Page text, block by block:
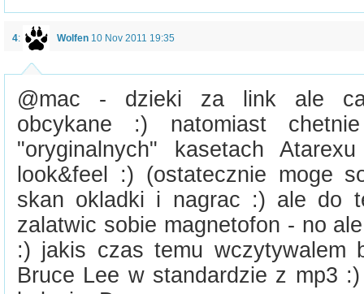
4: Wolfen 10 Nov 2011 19:35
@mac - dzieki za link ale
obcykane :) natomiast
"oryginalnych" kasetach
look&feel :) (ostatecznie moge
skan okladki i nagrac :) ale do
zalatwic sobie magnetofon - no
:) jakis czas temu wczytywalem
Bruce Lee w standardzie z mp3